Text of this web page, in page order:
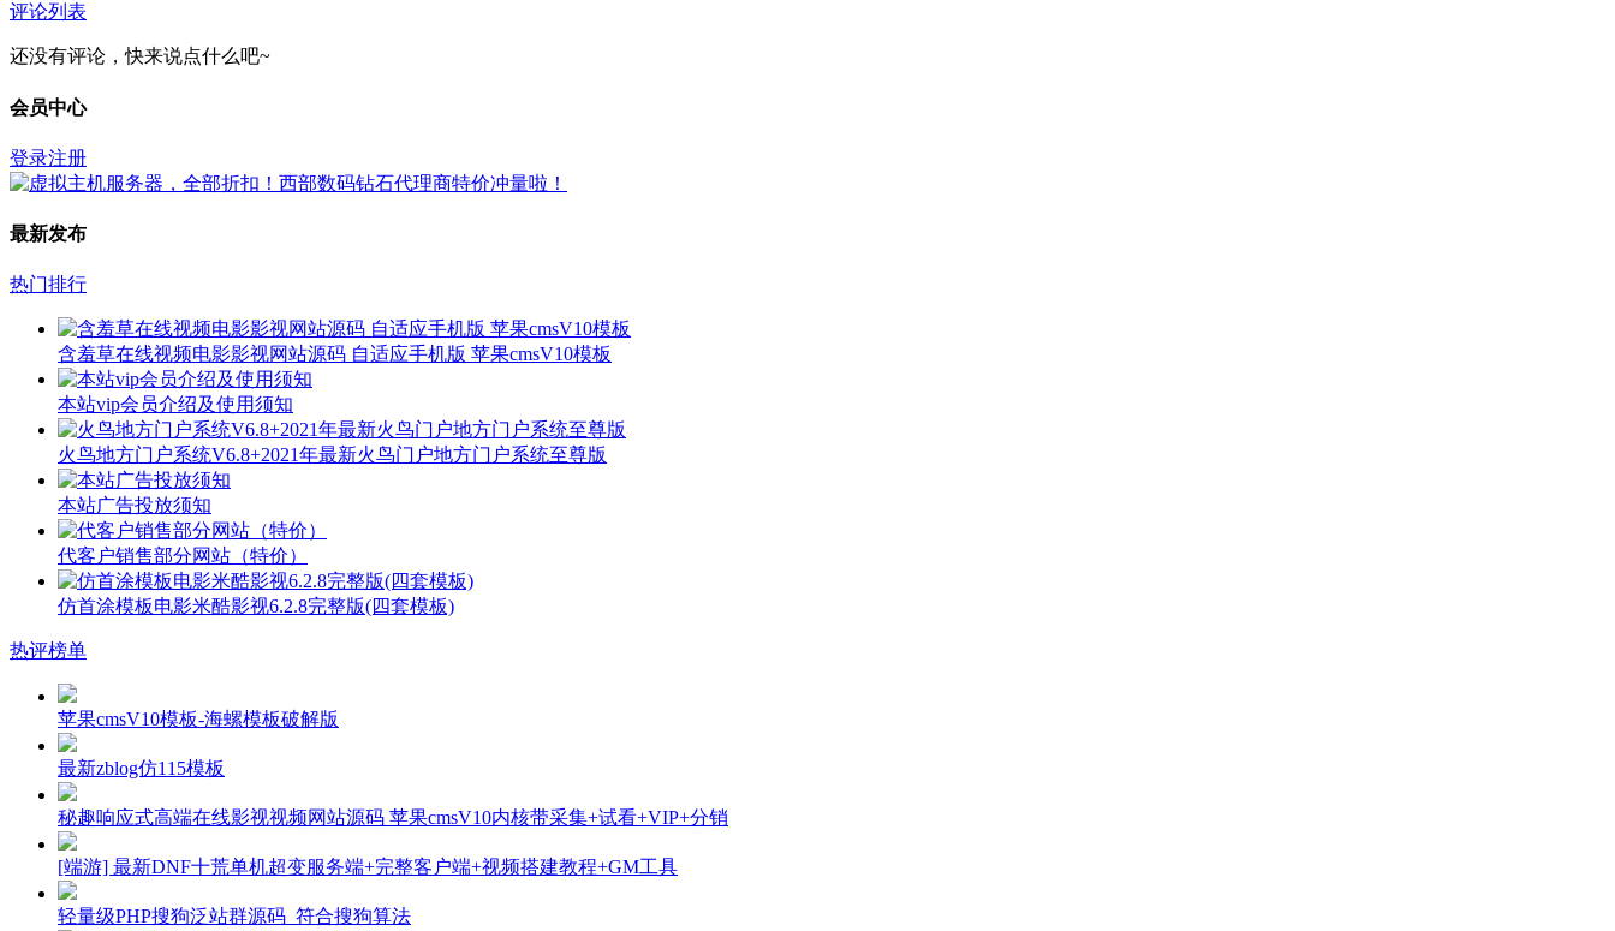
评论列表
还没有评论，快来说点什么吧~
会员中心
登录注册
最新发布
热门排行
含羞草在线视频电影影视网站源码 自适应手机版 苹果cmsV10模板
本站vip会员介绍及使用须知
火鸟地方门户系统V6.8+2021年最新火鸟门户地方门户系统至尊版
本站广告投放须知
代客户销售部分网站（特价）
仿首涂模板电影米酷影视6.2.8完整版(四套模板)
热评榜单
苹果cmsV10模板-海螺模板破解版
最新zblog仿115模板
秘趣响应式高端在线影视视频网站源码 苹果cmsV10内核带采集+试看+VIP+分销
[端游] 最新DNF十荒单机超变服务端+完整客户端+视频搭建教程+GM工具
轻量级PHP搜狗泛站群源码_符合搜狗算法